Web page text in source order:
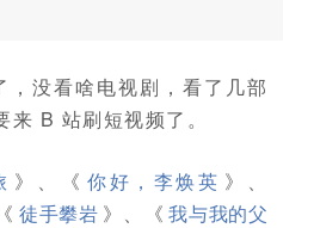
没看啥电视剧，看了几部
B 站刷短视频了。
》、《 你好，李焕英 》、
徒手攀岩 》、《 我与我的父